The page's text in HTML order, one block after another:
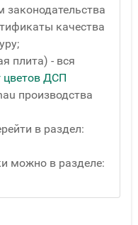
качества
плита) - вся
цветов ДСП
производства
в раздел:
можно в разделе: